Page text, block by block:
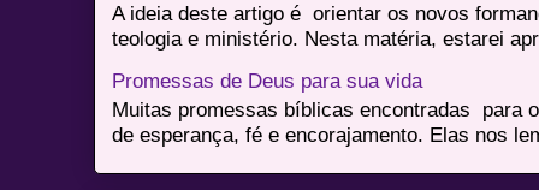
A ideia deste artigo é orientar os novos
teologia e ministério. Nesta matéria, estarei
Promessas de Deus para sua vida
Muitas promessas bíblicas encontradas para
de esperança, fé e encorajamento. Elas nos